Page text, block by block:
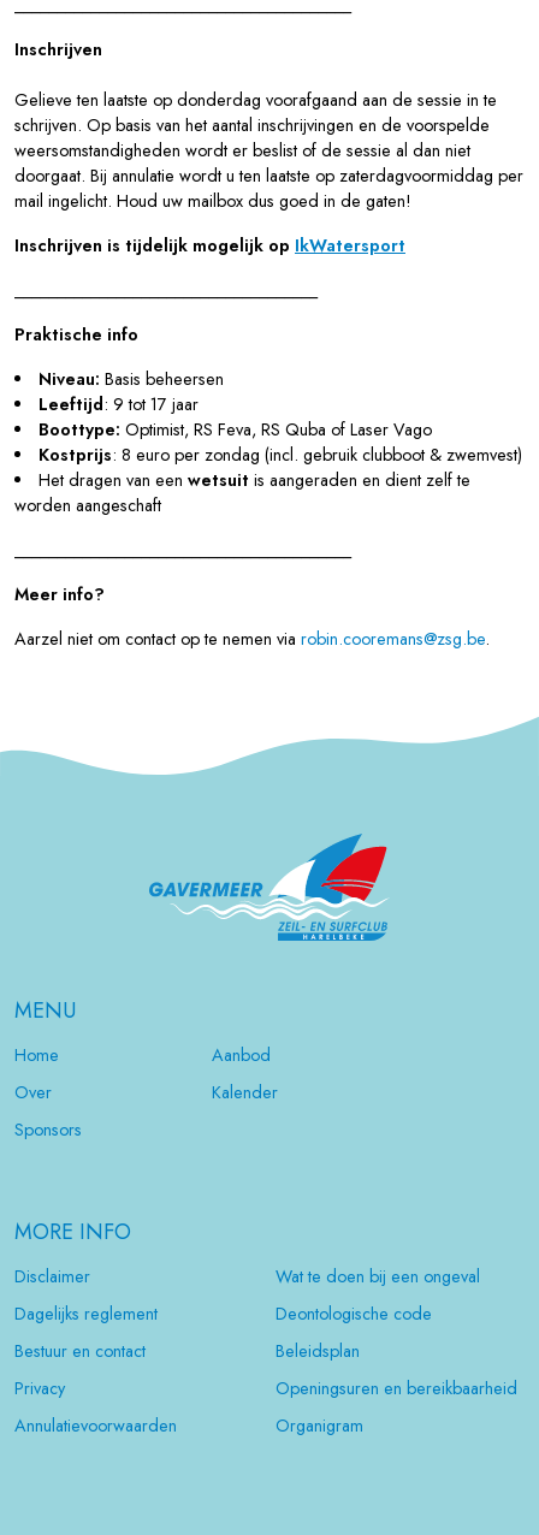
Inschrijven
Gelieve ten laatste op donderdag voorafgaand aan de sessie in te
schrijven. Op basis van het aantal inschrijvingen en de voorspelde
weersomstandigheden wordt er beslist of de sessie al dan niet
doorgaat. Bij annulatie wordt u ten laatste op zaterdagvoormiddag per
mail ingelicht. Houd uw mailbox dus goed in de gaten!
Inschrijven is tijdelijk mogelijk op IkWatersport
Praktische info
Niveau: Basis beheersen
Leeftijd: 9 tot 17 jaar
Boottype: Optimist, RS Feva, RS Quba of Laser Vago
Kostprijs: 8 euro per zondag (incl. gebruik clubboot & zwemvest)
Het dragen van eenwetsuit is aangeraden en dient zelf te
worden aangeschaft
Meer info?
Aarzel niet om contact op te nemen via robin.cooremans@zsg.be.
MENU
Home
Aanbod
Over
Kalender
Sponsors
MORE INFO
Disclaimer
Wat te doen bij een ongeval
Dagelijks reglement
Deontologische code
Bestuur en contact
Beleidsplan
Privacy
Openingsuren en bereikbaarheid
Annulatievoorwaarden
Organigram